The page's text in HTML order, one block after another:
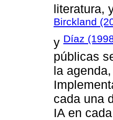
literatura,
Birckland
y Díaz
públicas
la
cada una
IA en